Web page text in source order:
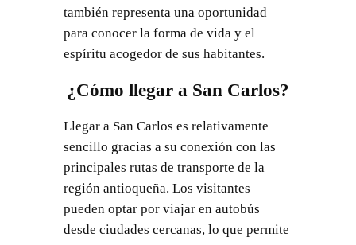
también representa una oportunidad
para conocer la forma de vida y el
espíritu acogedor de sus habitantes.
¿Cómo llegar a San Carlos?
Llegar a San Carlos es relativamente
sencillo gracias a su conexión con las
principales rutas de transporte de la
región antioqueña. Los visitantes
pueden optar por viajar en autobús
desde ciudades cercanas, lo que permite